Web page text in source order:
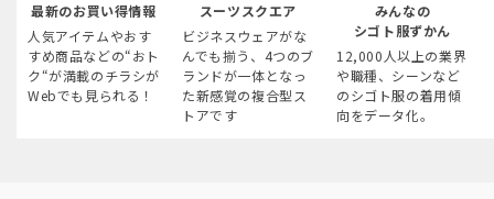
最新のお買い得情報
人気アイテムやおす
すめ商品などの“おト
ク“が満載のチラシが
Webでも見られる！
スーツスクエア
ビジネスウェアがな
んでも揃う、4つのブ
ランドが一体となっ
た新感覚の複合型ス
トアです
みんなの
シゴト服ずかん
12,000人以上の業界
や職種、シーンなど
のシゴト服の着用傾
向をデータ化。